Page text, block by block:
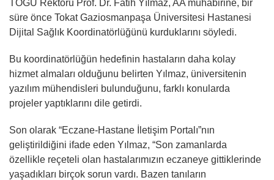
TOGÜ Rektörü Prof. Dr. Fatih Yılmaz, AA muhabirine, bir
süre önce Tokat Gaziosmanpaşa Üniversitesi Hastanesi
Dijital Sağlık Koordinatörlüğünü kurduklarını söyledi.
Bu koordinatörlüğün hedefinin hastaların daha kolay
hizmet almaları olduğunu belirten Yılmaz, üniversitenin
yazılım mühendisleri bulunduğunu, farklı konularda
projeler yaptıklarını dile getirdi.
Son olarak “Eczane-Hastane İletişim Portalı”nın
geliştirildiğini ifade eden Yılmaz, “Son zamanlarda
özellikle reçeteli olan hastalarımızın eczaneye gittiklerinde
yaşadıkları birçok sorun vardı. Bazen tanıların